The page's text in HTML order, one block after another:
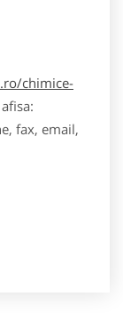
chimice-
fax, email,